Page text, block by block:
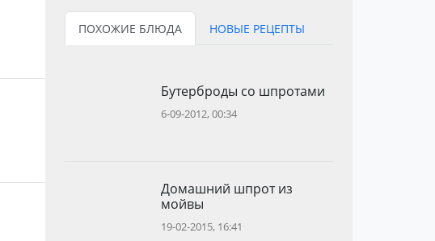
ПОХОЖИЕ БЛЮДА НОВЫЕ РЕЦЕПТЫ
Бутерброды со шпротами
6-09-2012, 00:34
Домашний шпрот из
мойвы
19-02-2015, 16:41